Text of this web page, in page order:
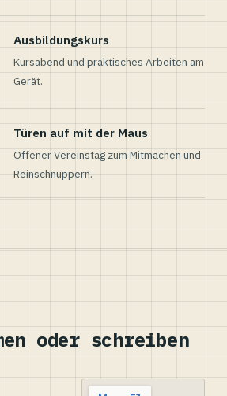
Ausbildungskurs
Kursabend und praktisches Arbeiten am
Gerät.
Türen auf mit der Maus
Offener Vereinstag zum Mitmachen und
Reinschnuppern.
oder schreiben